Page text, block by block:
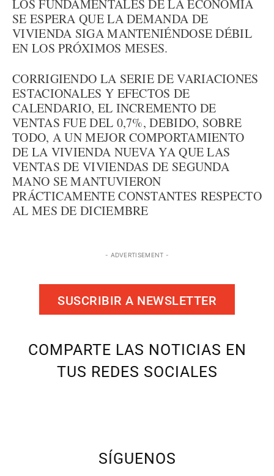
LOS FUNDAMENTALES DE LA ECONOMÍA
SE ESPERA QUE LA DEMANDA DE
VIVIENDA SIGA MANTENIÉNDOSE DÉBIL
EN LOS PRÓXIMOS MESES.
CORRIGIENDO LA SERIE DE VARIACIONES
ESTACIONALES Y EFECTOS DE
CALENDARIO, EL INCREMENTO DE
VENTAS FUE DEL 0,7%, DEBIDO, SOBRE
TODO, A UN MEJOR COMPORTAMIENTO
DE LA VIVIENDA NUEVA YA QUE LAS
VENTAS DE VIVIENDAS DE SEGUNDA
MANO SE MANTUVIERON
PRÁCTICAMENTE CONSTANTES RESPECTO
AL MES DE DICIEMBRE
- ADVERTISEMENT -
SUSCRIBIR A NEWSLETTER
COMPARTE LAS NOTICIAS EN
TUS REDES SOCIALES
SÍGUENOS